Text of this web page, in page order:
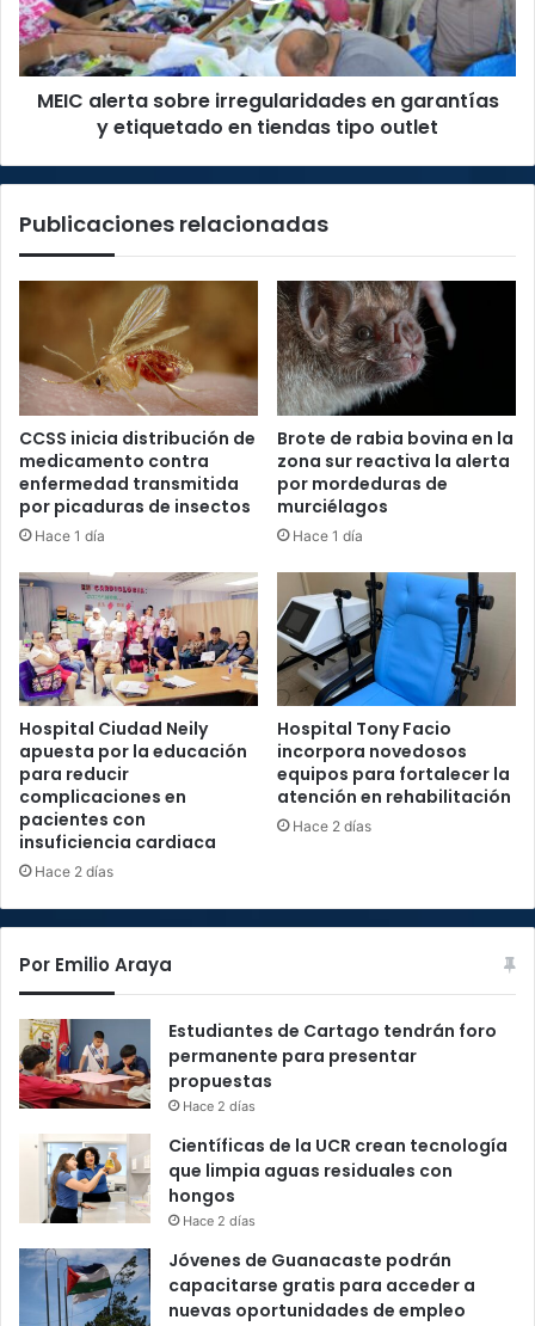
y
etiquetado
en
tiendas
MEIC alerta sobre irregularidades en garantías
y etiquetado en tiendas tipo outlet
Publicaciones relacionadas
CCSS inicia distribución de
medicamento contra
enfermedad transmitida
por picaduras de insectos
Hace 1 día
Brote de rabia bovina en la
zona sur reactiva la alerta
por mordeduras de
murciélagos
Hace 1 día
Hospital Ciudad Neily
apuesta por la educación
para reducir
complicaciones en
pacientes con
insuficiencia cardiaca
Hace 2 días
Hospital Tony Facio
incorpora novedosos
equipos para fortalecer la
atención en rehabilitación
Hace 2 días
Por Emilio Araya
Estudiantes de Cartago tendrán foro
permanente para presentar
propuestas
Hace 2 días
Científicas de la UCR crean tecnología
que limpia aguas residuales con
hongos
Hace 2 días
Jóvenes de Guanacaste podrán
capacitarse gratis para acceder a
nuevas oportunidades de empleo